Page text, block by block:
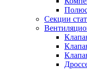
Полюс
Секции